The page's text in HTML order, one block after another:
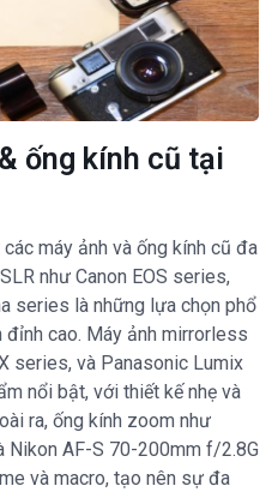
ống kính cũ tại
máy ảnh và ống kính cũ đa
như Canon EOS series,
series là những lựa chọn phổ
đỉnh cao. Máy ảnh mirrorless
series, và Panasonic Lumix
nổi bật, với thiết kế nhẹ và
ra, ống kính zoom như
Nikon AF-S 70-200mm f/2.8G
và macro, tạo nên sự đa